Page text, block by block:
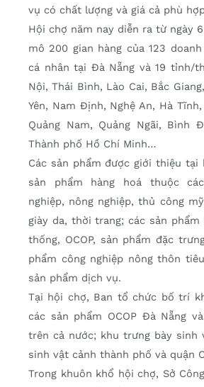
vụ có chất lượng và giá cả phù
Hội chợ năm nay diễn ra từ ngày
mô 200 gian hàng của 123
cá nhân tại Đà Nẵng và 19 tỉnh/
Nội, Thái Bình, Lào Cai, Bắc
Yên, Nam Định, Nghệ An, Hà
Quảng Nam, Quảng Ngãi, Bình
Thành phố Hồ Chí Minh…
Các sản phẩm được giới thiệu tại
sản phẩm hàng hoá thuộc
nghiệp, nông nghiệp, thủ công
giày da, thời trang; các sản phẩm
thống, OCOP, sản phẩm đặc
phẩm công nghiệp nông thôn
sản phẩm dịch vụ.
Tại hội chợ, Ban tổ chức bố trí
các sản phẩm OCOP Đà Nẵng
trên cả nước; khu trưng bày sinh
sinh vật cảnh thành phố và quận
Trong khuôn khổ hội chợ, Sở